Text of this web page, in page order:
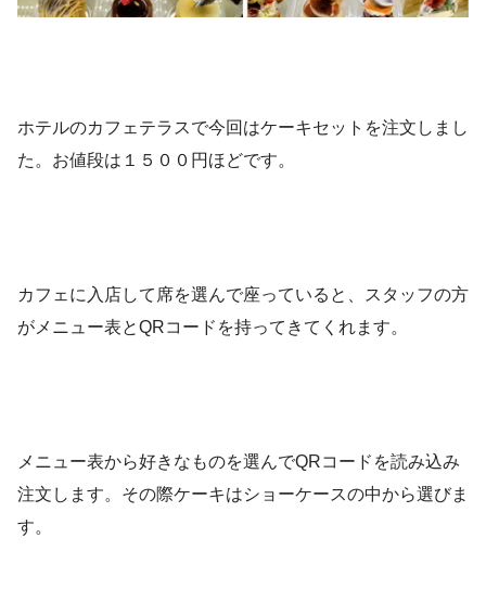
ホテルのカフェテラスで今回はケーキセットを注文しまし
た。お値段は１５００円ほどです。
カフェに入店して席を選んで座っていると、スタッフの方
がメニュー表とQRコードを持ってきてくれます。
メニュー表から好きなものを選んでQRコードを読み込み
注文します。その際ケーキはショーケースの中から選びま
す。